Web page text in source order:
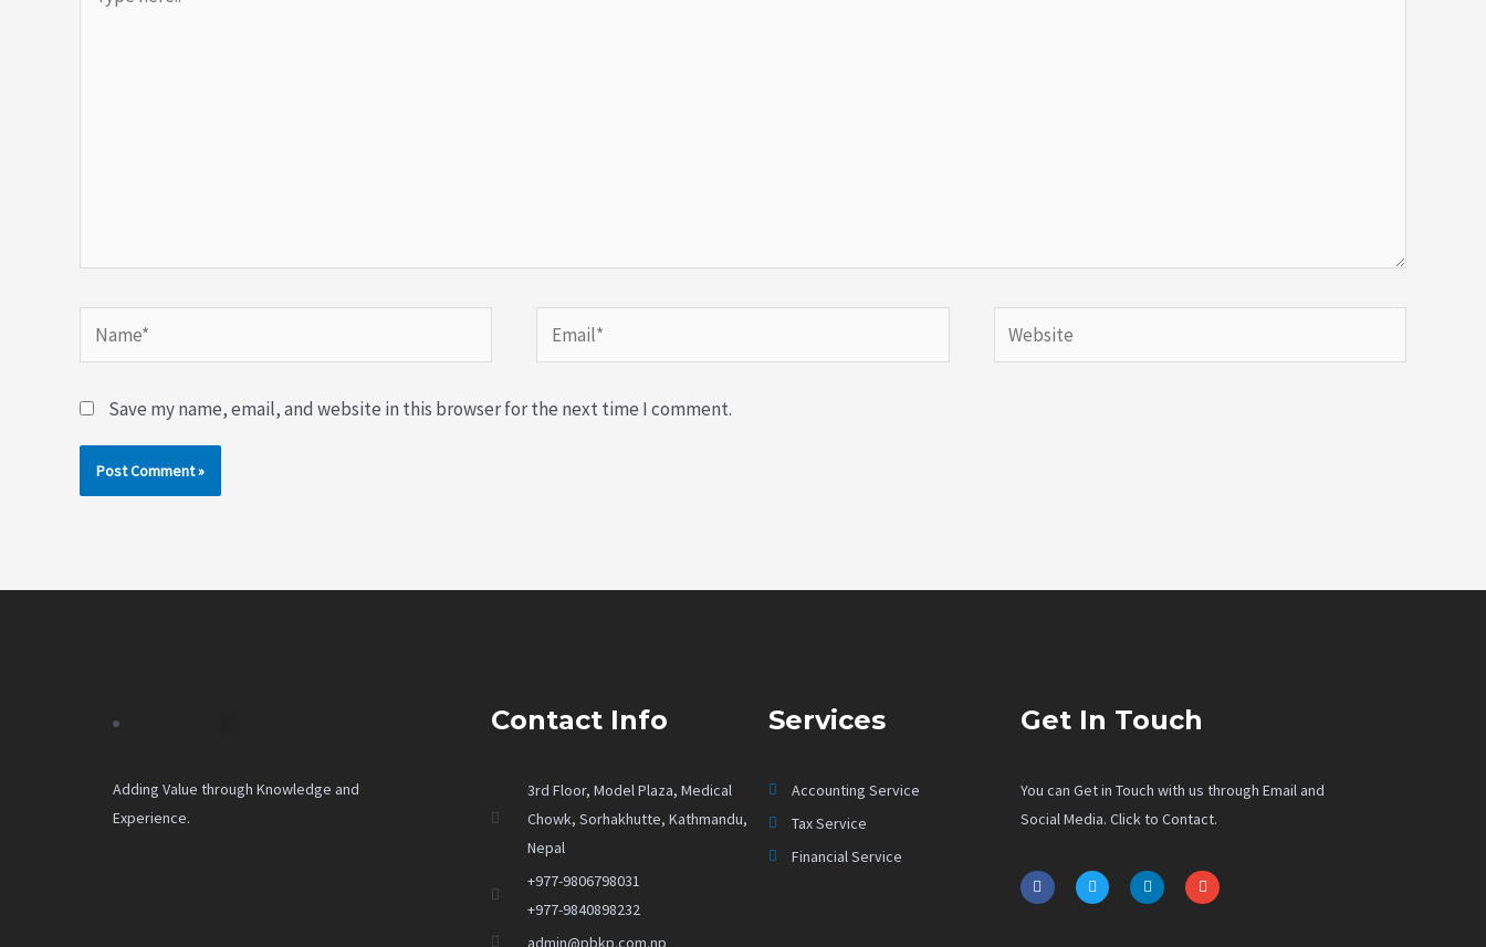
here..
Name* Email* Website
Save my name, email, and website in this browser for the next time I comment.
Adding Value through Knowledge and
Experience.
Contact Info
3rd Floor, Model Plaza, Medical
Chowk, Sorhakhutte, Kathmandu,
Nepal
+977-9806798031
+977-9840898232
admin@pbkp.com.np
Services
Accounting Service
Tax Service
Financial Service
Get In Touch
You can Get in Touch with us through Email and
Social Media. Click to Contact.
F
a
c
T
w
i
L
i
n
E
n
v